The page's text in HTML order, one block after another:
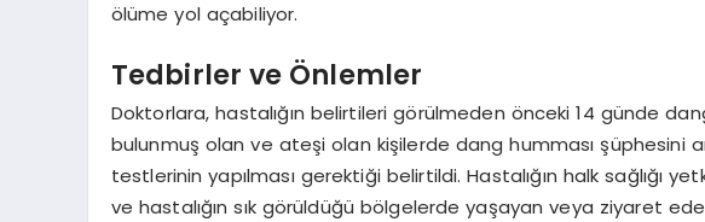
ölüme yol açabiliyor.
Tedbirler ve Önlemler
Doktorlara, hastalığın belirtileri görülmeden önceki 14 günde
bulunmuş olan ve ateşi olan kişilerde dang humması şüphesini
testlerinin yapılması gerektiği belirtildi. Hastalığın halk sağlığı
ve hastalığın sık görüldüğü bölgelerde yaşayan veya ziyaret